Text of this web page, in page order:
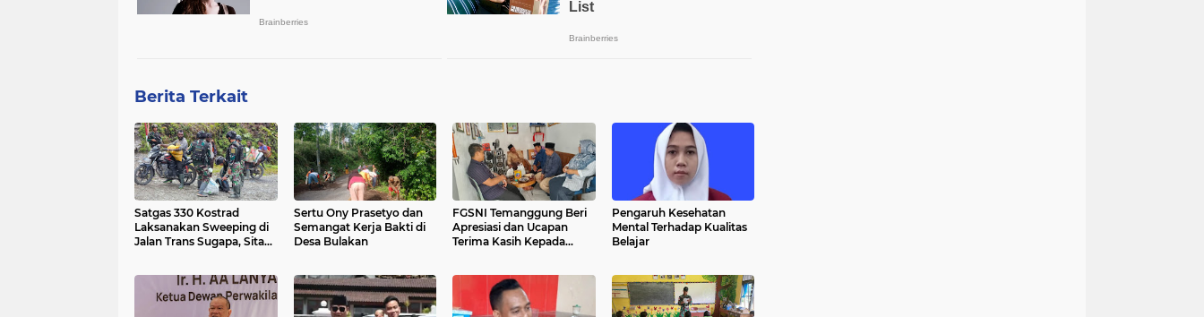
Berita Terkait
Satgas 330 Kostrad
Laksanakan Sweeping di
Jalan Trans Sugapa, Sita
Sertu Ony Prasetyo dan
Semangat Kerja Bakti di
Desa Bulakan
FGSNI Temanggung Beri
Apresiasi dan Ucapan
Terima Kasih Kepada
Pengaruh Kesehatan
Mental Terhadap Kualitas
Belajar